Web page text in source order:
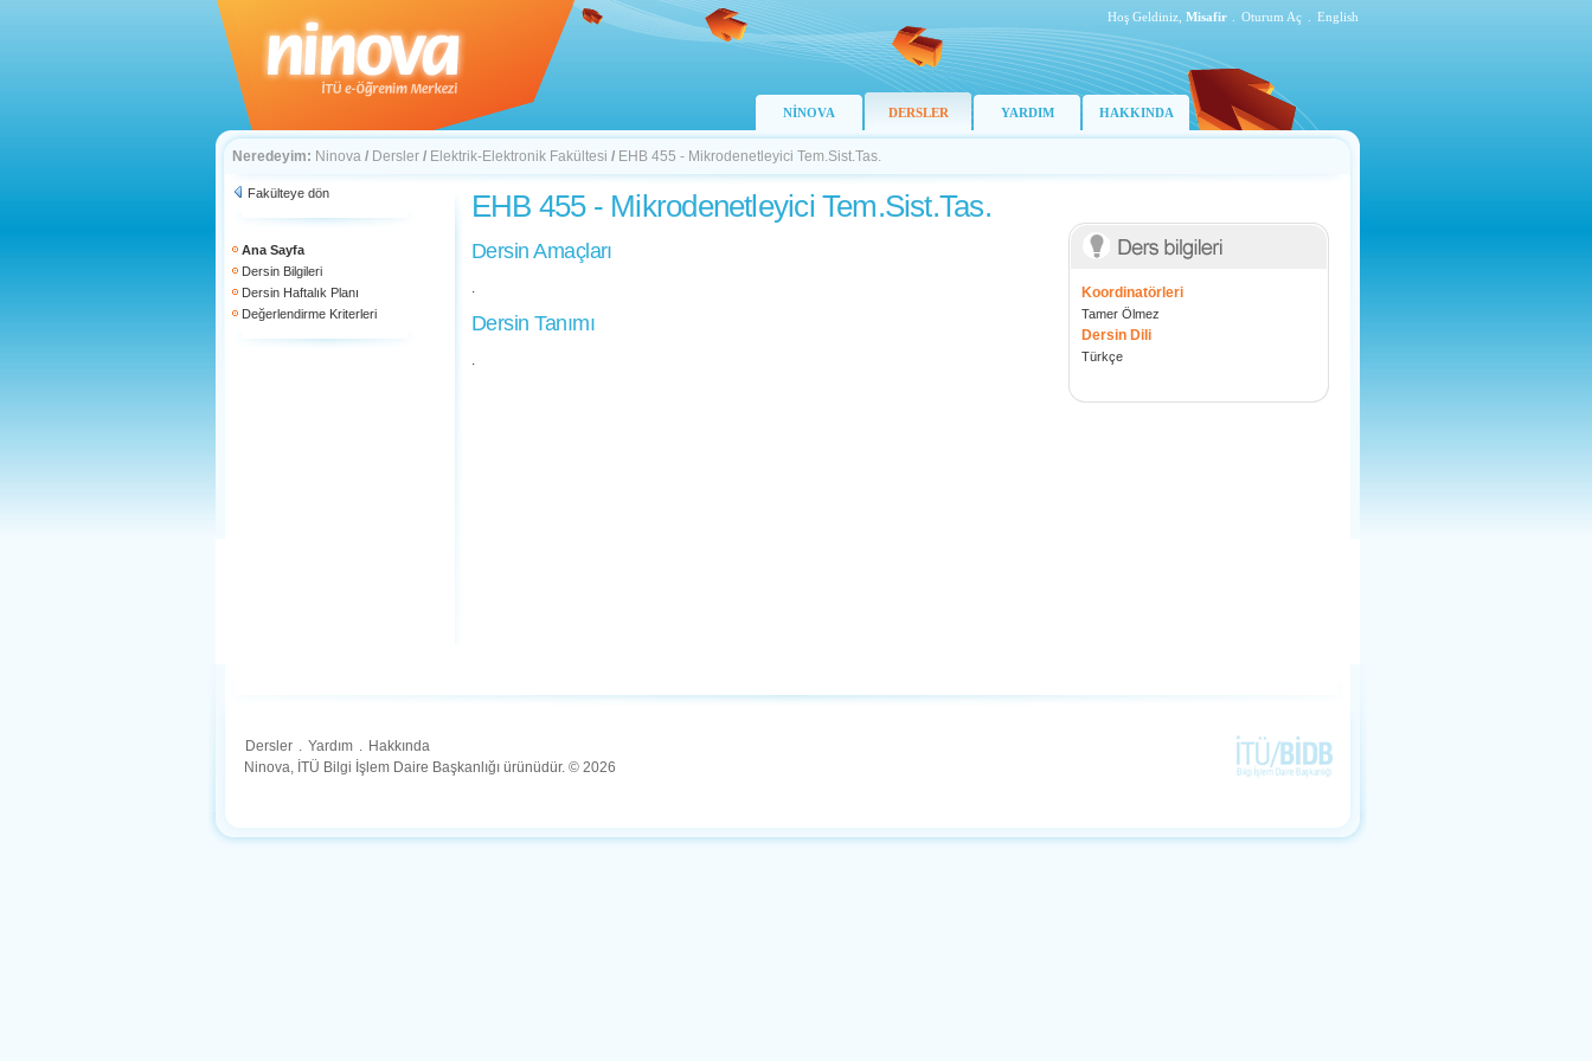
Hoş Geldiniz, Misafir Oturum Aç English
NİNOVA DERSLER YARDIM HAKKINDA
Neredeyim: Ninova / Dersler / Elektrik-Elektronik Fakültesi / EHB 455 - Mikrodenetleyici Tem.Sist.Tas.
Fakülteye dön
Ana Sayfa
Dersin Bilgileri
Dersin Haftalık Planı
Değerlendirme Kriterleri
EHB 455 - Mikrodenetleyici Tem.Sist.Tas.
Dersin Amaçları
.
Dersin Tanımı
.
Koordinatörleri
Tamer Ölmez
Dersin Dili
Türkçe
Dersler . Yardım . Hakkında
Ninova, İTÜ Bilgi İşlem Daire Başkanlığı ürünüdür. © 2026